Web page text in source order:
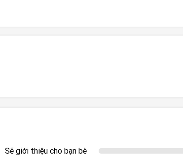
Sẽ giới thiệu cho bạn bè